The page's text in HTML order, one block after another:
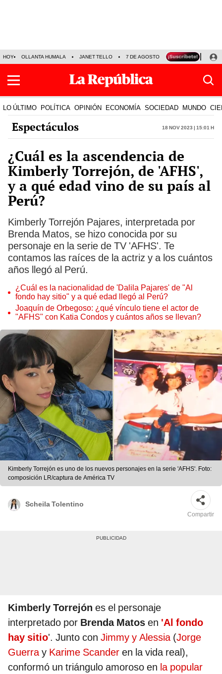
HOY OLLANTA HUMALA JANET TELLO 7 DE AGOSTO TINKA RESULTADOS
LO ÚLTIMO POLÍTICA OPINIÓN ECONOMÍA SOCIEDAD MUNDO
Espectáculos 18 Nov 2023 | 15:01 h
¿Cuál es la ascendencia de
Kimberly Torrejón, de 'AFHS',
y a qué edad vino de su país al
Perú?
Kimberly Torrejón Pajares, interpretada por
Brenda Matos, se hizo conocida por su
personaje en la serie de TV 'AFHS'. Te
contamos las raíces de la actriz y a los cuántos
años llegó al Perú.
¿Cuál es la nacionalidad de 'Dalila Pajares' de "Al
fondo hay sitio" y a qué edad llegó al Perú?
Joaquín de Orbegoso: ¿qué vínculo tiene el actor de
"AFHS" con Katia Condos y cuántos años se llevan?
Kimberly Torrejón es uno de los nuevos personajes en la serie 'AFHS'. Foto:
composición LR/captura de América TV
Scheila Tolentino
Compartir
Kimberly Torrejón es el personaje
interpretado por Brenda Matos en 'Al fondo
hay sitio'. Junto con Jimmy y Alessia(Jorge
Guerray Karime Scander en la vida real),
conformó un triángulo amoroso en la popular